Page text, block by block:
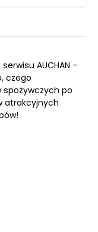
AUCHAN –
czego
spożywczych po
atrakcyjnych